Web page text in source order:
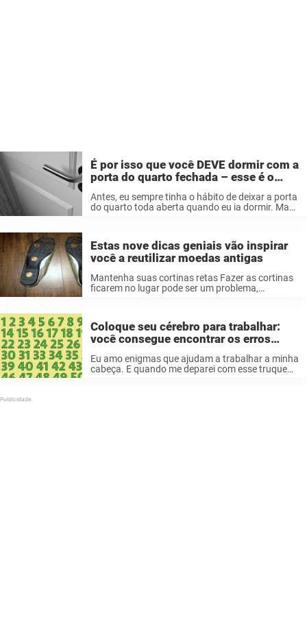
É por isso que você DEVE dormir com a
porta do quarto fechada – esse é o
Antes, eu sempre tinha o hábito de deixar a porta
do quarto toda aberta quando eu ia dormir. Mas
Estas nove dicas geniais vão inspirar
você a reutilizar moedas antigas
Mantenha suas cortinas retas Fazer as cortinas
ficarem no lugar pode ser um problema,
abertura na bainha na ...
Coloque seu cérebro para trabalhar:
você consegue encontrar os erros
Eu amo enigmas que ajudam a trabalhar a minha
cabeça. E quando me deparei com esse truque